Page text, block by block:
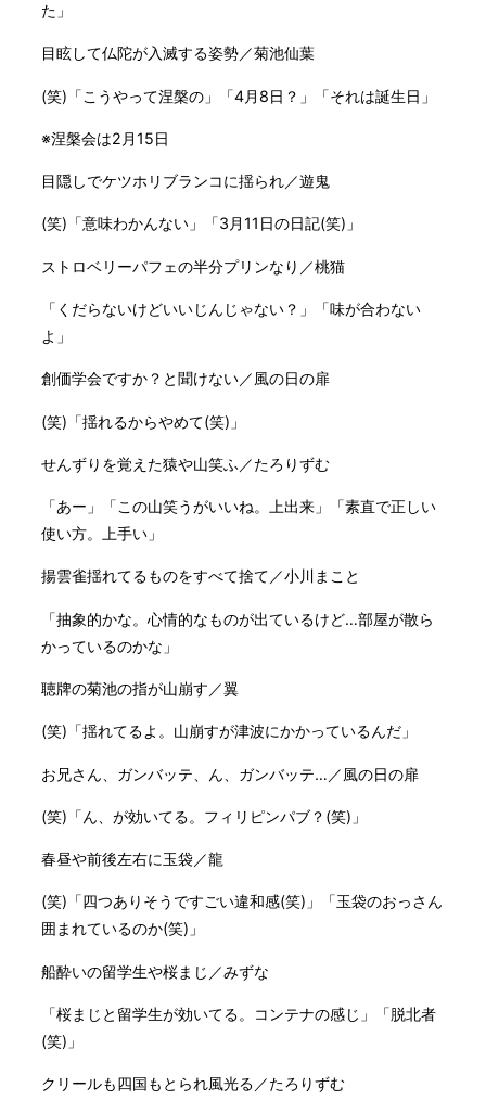
た」
目眩して仏陀が入滅する姿勢／菊池仙葉
(笑)「こうやって涅槃の」「4月8日？」「それは誕生日」
※涅槃会は2月15日
目隠しでケツホリブランコに揺られ／遊鬼
(笑)「意味わかんない」「3月11日の日記(笑)」
ストロベリーパフェの半分プリンなり／桃猫
「くだらないけどいいじんじゃない？」「味が合わない
よ」
創価学会ですか？と聞けない／風の日の扉
(笑)「揺れるからやめて(笑)」
せんずりを覚えた猿や山笑ふ／たろりずむ
「あー」「この山笑うがいいね。上出来」「素直で正しい
使い方。上手い」
揚雲雀揺れてるものをすべて捨て／小川まこと
「抽象的かな。心情的なものが出ているけど…部屋が散ら
かっているのかな」
聴牌の菊池の指が山崩す／翼
(笑)「揺れてるよ。山崩すが津波にかかっているんだ」
お兄さん、ガンバッテ、ん、ガンバッテ…／風の日の扉
(笑)「ん、が効いてる。フィリピンパブ？(笑)」
春昼や前後左右に玉袋／龍
(笑)「四つありそうですごい違和感(笑)」「玉袋のおっさん
囲まれているのか(笑)」
船酔いの留学生や桜まじ／みずな
「桜まじと留学生が効いてる。コンテナの感じ」「脱北者
(笑)」
クリールも四国もとられ風光る／たろりずむ